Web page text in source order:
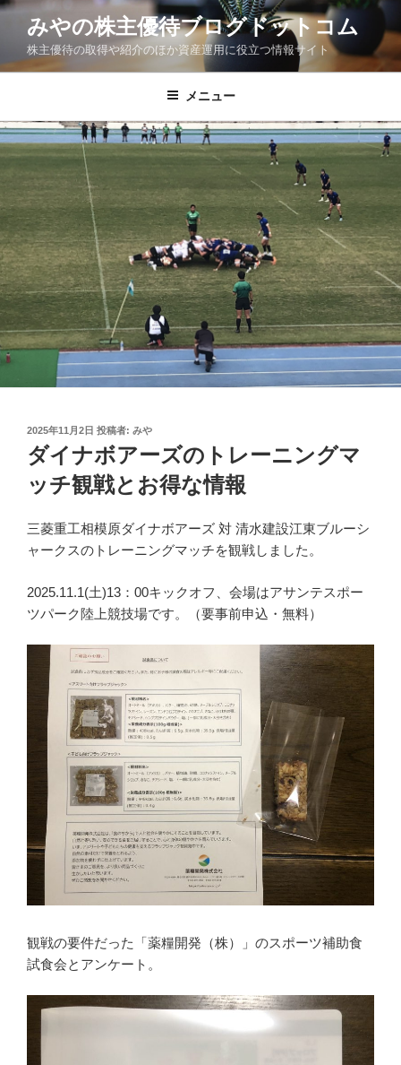
コ
ン
ス
キ
プ
みやの株主優待ブログドットコム
株主優待の取得や紹介のほか資産運用に役立つ情報サイト
メニュー
投
稿
日:
2025年11月2日 投稿者: みや
ダイナボアーズのトレーニングマ
ッチ観戦とお得な情報
三菱重工相模原ダイナボアーズ 対 清水建設江東ブルーシ
ャークスのトレーニングマッチを観戦しました。
2025.11.1(土)13：00キックオフ、会場はアサンテスポー
ツパーク陸上競技場です。（要事前申込・無料）
観戦の要件だった「薬糧開発（株）」のスポーツ補助食
試食会とアンケート。